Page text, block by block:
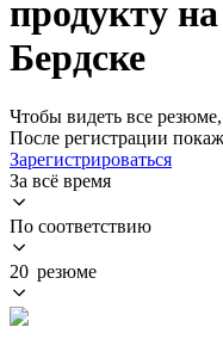
продукту
Бердске
Чтобы видеть все резюме,
После регистрации
Зарегистрироваться
За всё время
По соответствию
20 резюме